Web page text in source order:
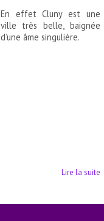
En effet Cluny est une
ville très belle, baignée
d’une âme singulière.
Lire la suite